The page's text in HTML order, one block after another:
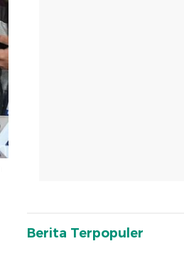
Berita Terpopuler